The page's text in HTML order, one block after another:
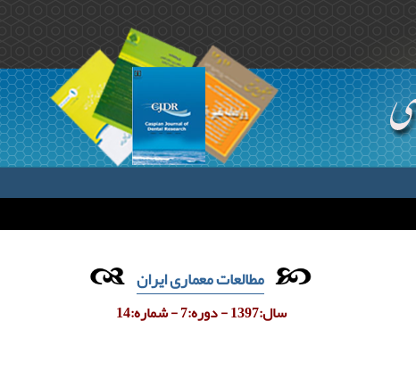
مطالعات معماری ایران
سال:1397 - دوره:7 - شماره:14